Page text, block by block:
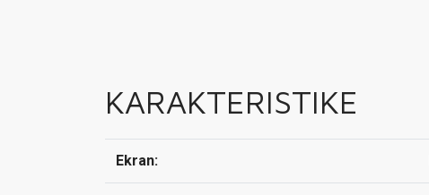
KARAKTERISTIKE
Ekran: